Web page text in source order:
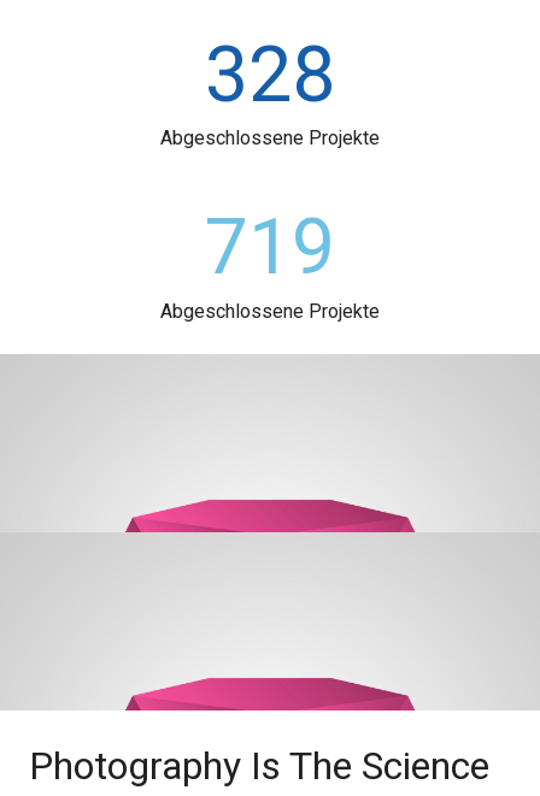
328
Abgeschlossene Projekte
719
Abgeschlossene Projekte
Photography Is The Science